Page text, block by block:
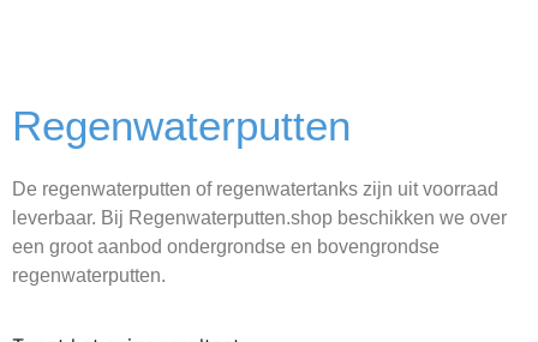
Regenwaterputten
De regenwaterputten of regenwatertanks zijn uit voorraad
leverbaar. Bij Regenwaterputten.shop beschikken we over
een groot aanbod ondergrondse en bovengrondse
regenwaterputten.